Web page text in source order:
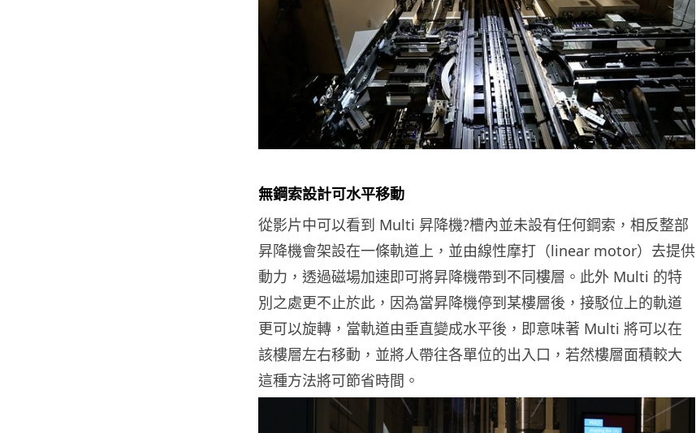
無鋼索設計可水平移動
從影片中可以看到 Multi 昇降機?槽內並未設有任何鋼索，相反整部
昇降機會架設在一條軌道上，並由線性摩打（linear motor）去提供
動力，透過磁場加速即可將昇降機帶到不同樓層。此外 Multi 的特
別之處更不止於此，因為當昇降機停到某樓層後，接駁位上的軌道
更可以旋轉，當軌道由垂直變成水平後，即意味著 Multi 將可以在
該樓層左右移動，並將人帶往各單位的出入口，若然樓層面積較大
這種方法將可節省時間。